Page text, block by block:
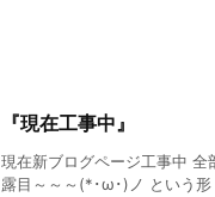
『現在工事中』
現在新ブログページ工事中 全
露目～～～(*･ω･)ノ という形